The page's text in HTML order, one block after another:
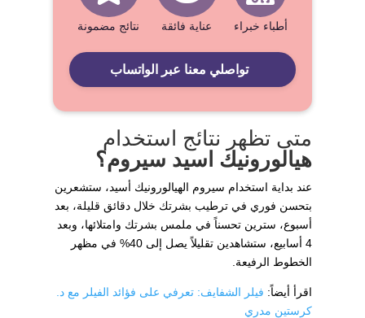
أطباء خبراء عناية فائقة نتائج مضمونة
تواصلي معنا عبر الواتساب
متى تظهر نتائج استخدام
هيالورونيك اسيد سيروم؟
عند بداية استخدام سيروم الهيالورونيك أسيد، ستشعرين
بتحسن فوري في ترطيب بشرتك خلال دقائق قليلة، بعد
أسبوع، سترين تحسناً في ملمس بشرتك وامتلائها، وبعد
4 أسابيع، ستشاهدين تقليلاً يصل إلى 40% في مظهر
الخطوط الرفيعة.
اقرأ أيضاً: فيلر الشفايف: تعرفي على فؤائد الفيلر مع د.
كرستين مدري